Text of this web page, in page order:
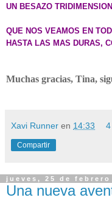
UN BESAZO
QUE NOS VEAMOS EN
HASTA LAS MAS DURAS,
Muchas gracias, Tina,
Xavi Runner en 14:33
Compartir
jueves, 25 de febrero
Una nueva